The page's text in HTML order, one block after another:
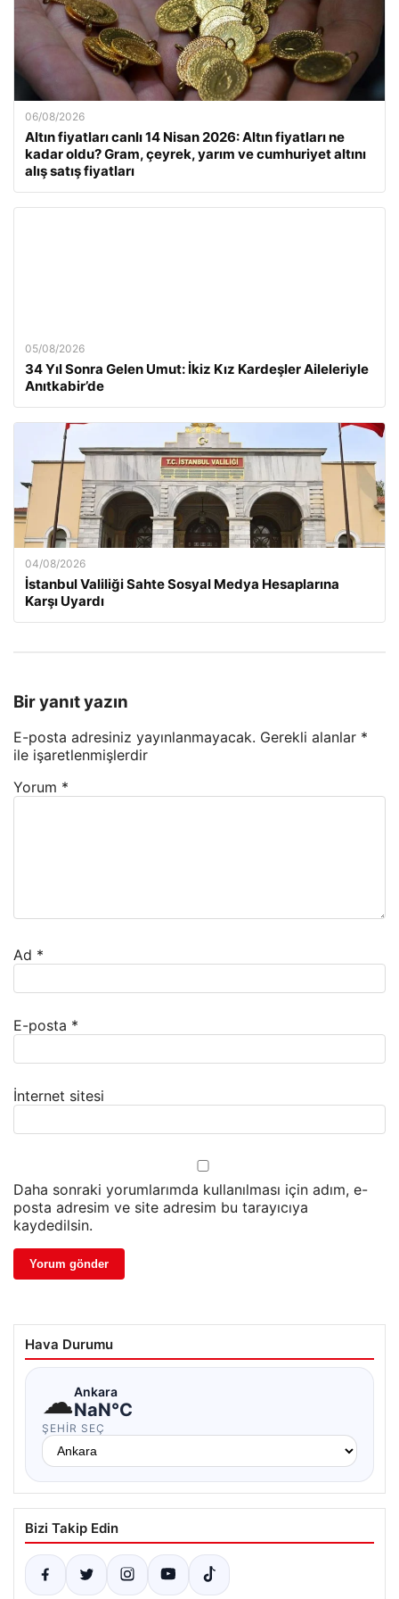
06/08/2026
Altın fiyatları canlı 14 Nisan 2026: Altın fiyatları ne
kadar oldu? Gram, çeyrek, yarım ve cumhuriyet altını
alış satış fiyatları
05/08/2026
34 Yıl Sonra Gelen Umut: İkiz Kız Kardeşler Aileleriyle
Anıtkabir’de
04/08/2026
İstanbul Valiliği Sahte Sosyal Medya Hesaplarına
Karşı Uyardı
Bir yanıt yazın
E-posta adresiniz yayınlanmayacak. Gerekli alanlar *
ile işaretlenmişlerdir
Yorum *
Ad *
E-posta *
İnternet sitesi
Daha sonraki yorumlarımda kullanılması için adım, e-
posta adresim ve site adresim bu tarayıcıya
kaydedilsin.
Hava Durumu
☁Ankara
NaN°C
ŞEHIR SEÇ
Bizi Takip Edin